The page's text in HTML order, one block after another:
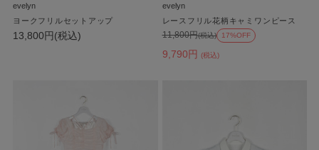
evelyn
ヨークフリルセットアップ
13,800円(税込)
evelyn
レースフリル花柄キャミワンピース
9,790円 (税込)
11,800円(税込) 17%OFF